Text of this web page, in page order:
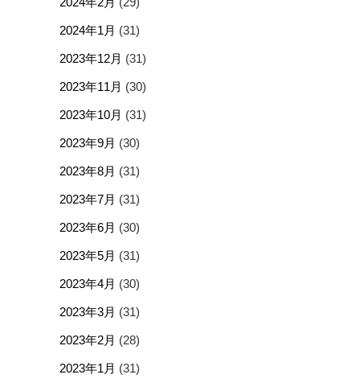
2024年1月 (31)
2023年12月 (31)
2023年11月 (30)
2023年10月 (31)
2023年9月 (30)
2023年8月 (31)
2023年7月 (31)
2023年6月 (30)
2023年5月 (31)
2023年4月 (30)
2023年3月 (31)
2023年2月 (28)
2023年1月 (31)